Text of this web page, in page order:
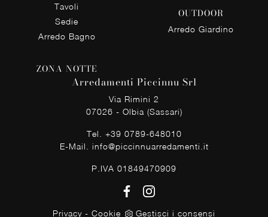
Tavoli
Sedie
Arredo Bagno
ZONA NOTTE
OUTDOOR
Arredo Giardino
Arredamenti Piccinnu Srl
Via Rimini 2
07026 - Olbia (Sassari)
Tel. +39 0789-648010
E-Mail. info@piccinnuarredamenti.it
P.IVA 01849470909
Privacy - Cookie Gestisci i consensi